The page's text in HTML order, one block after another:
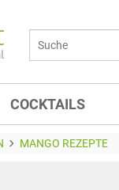
COCKTAILS
MANGO REZEPTE